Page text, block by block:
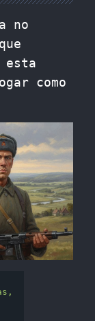
no
como